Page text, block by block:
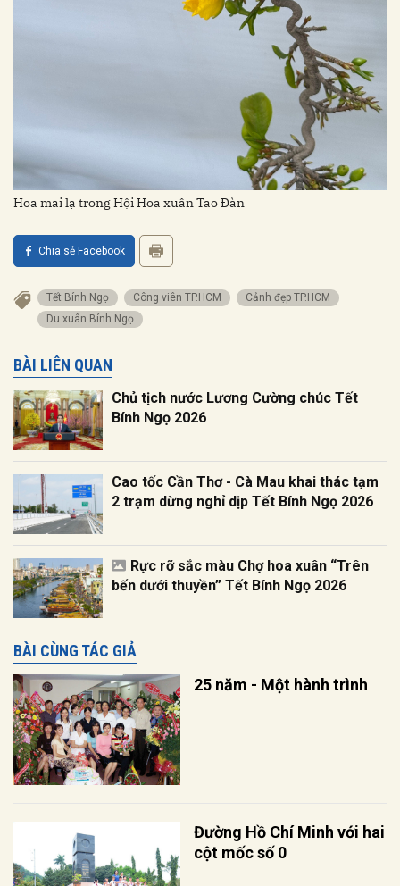
Hoa mai lạ trong Hội Hoa xuân Tao Đàn
Chia sẻ Facebook
Tết Bính Ngọ Công viên TP.HCM
Cảnh đẹp TP.HCM
Du xuân Bính Ngọ
BÀI LIÊN QUAN
Chủ tịch nước Lương Cường chúc Tết
Bính Ngọ 2026
Cao tốc Cần Thơ - Cà Mau khai thác tạm
2 trạm dừng nghỉ dịp Tết Bính Ngọ 2026
Rực rỡ sắc màu Chợ hoa xuân “Trên
bến dưới thuyền” Tết Bính Ngọ 2026
BÀI CÙNG TÁC GIẢ
25 năm - Một hành trình
Đường Hồ Chí Minh với hai
cột mốc số 0